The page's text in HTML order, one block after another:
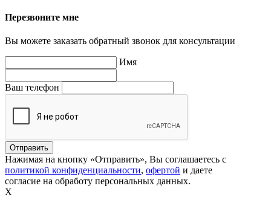
Перезвоните мне
Вы можете заказать обратный звонок для консультации
Имя
Ваш телефон
Нажимая на кнопку «Отправить», Вы соглашаетесь с
политикой конфиденциальности, офертой и даете
согласие на обработу персональных данных.
X